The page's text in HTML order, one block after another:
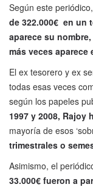
Según este periódico,
de 322.000€ en un
aparece su nombre,
más veces
El ex tesorero y ex
todas esas veces
según los papeles
1997 y 2008, Rajoy
mayoría de esos
trimestrales o
Asimismo, el
33.000€ fueron a